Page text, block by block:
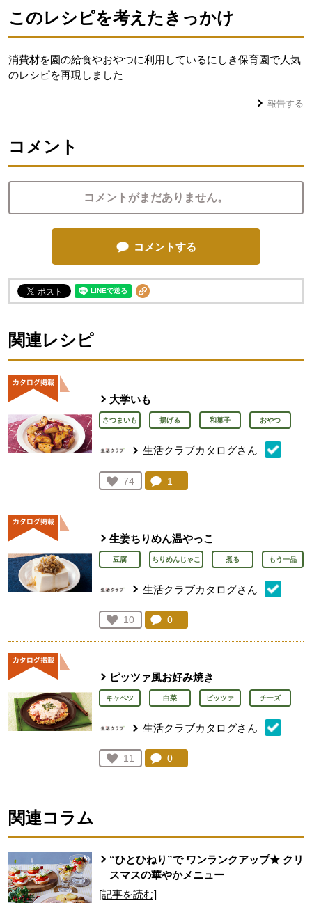
このレシピを考えたきっかけ
消費材を園の給食やおやつに利用しているにしき保育園で人気
のレシピを再現しました
報告する
コメント
コメントがまだありません。
コメントする
関連レシピ
大学いも
さつまいも 揚げる 和菓子 おやつ
生活クラブカタログさん
お気に入り登録：
74
人が登録
コメント：
1
生姜ちりめん温やっこ
豆腐 ちりめんじゃこ 煮る もう一品
生活クラブカタログさん
お気に入り登録：
10
人が登録
コメント：
0
ピッツァ風お好み焼き
キャベツ 白菜 ピッツァ チーズ
生活クラブカタログさん
お気に入り登録：
11
人が登録
コメント：
0
関連コラム
“ひとひねり”で ワンランクアップ★ クリ
スマスの華やかメニュー
[記事を読む]